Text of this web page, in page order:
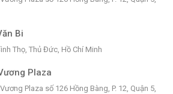
Bi
Thọ, Thủ Đức, Hồ Chí Minh
Plaza
Plaza số 126 Hồng Bàng, P. 12, Quận 5,